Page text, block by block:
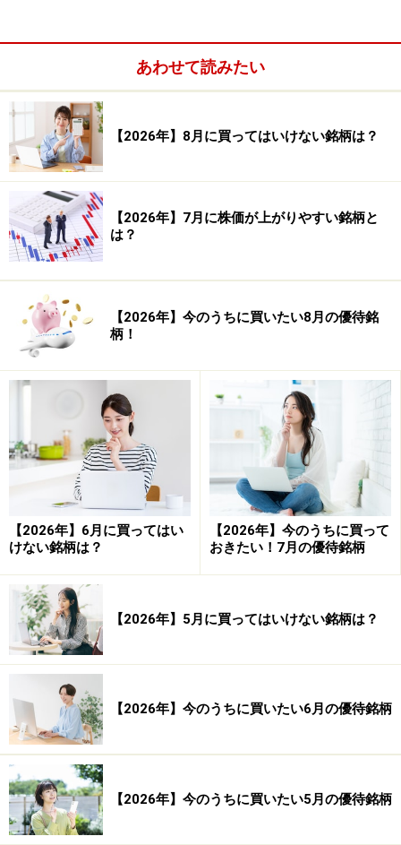
システムトレードの達人
勝率： 52.87 ％
勝ち数： 36,475 回
負け数： 32,512 回
引き分け数： 3,918 回
平均損益（円）： 937 円 平均損益（率）：
0.47 ％
平均利益（円）： 7,775 円 平均利益（率）：
3.89 ％
平均損失（円）： -6,622 円 平均損失（率）：
-3.31 ％
合計損益（円）： 68,300,428 円 合計損益
（率）： 34,151.07 ％
あわせて読みたい
【2026年】8月に買ってはいけない銘柄は？
【2026年】7月に株価が上がりやすい銘柄と
は？
【2026年】今のうちに買いたい8月の優待銘
柄！
【2026年】6月に買ってはい
けない銘柄は？
【2026年】今のうちに買って
おきたい！7月の優待銘柄
【2026年】5月に買ってはいけない銘柄は？
【2026年】今のうちに買いたい6月の優待銘柄
【2026年】今のうちに買いたい5月の優待銘柄